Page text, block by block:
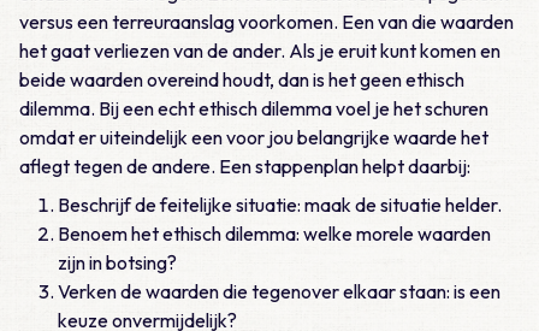
versus een terreuraanslag voorkomen. Een van die waarden
het gaat verliezen van de ander. Als je eruit kunt komen en
beide waarden overeind houdt, dan is het geen ethisch
dilemma. Bij een echt ethisch dilemma voel je het schuren
omdat er uiteindelijk een voor jou belangrijke waarde het
aflegt tegen de andere. Een stappenplan helpt daarbij:
Beschrijf de feitelijke situatie: maak de situatie helder.
Benoem het ethisch dilemma: welke morele waarden
zijn in botsing?
Verken de waarden die tegenover elkaar staan: is een
keuze onvermijdelijk?